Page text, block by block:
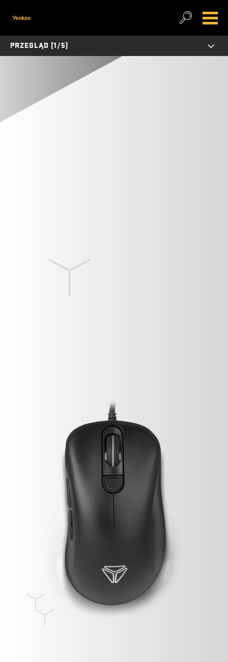
PRZEGLĄD (1/5)